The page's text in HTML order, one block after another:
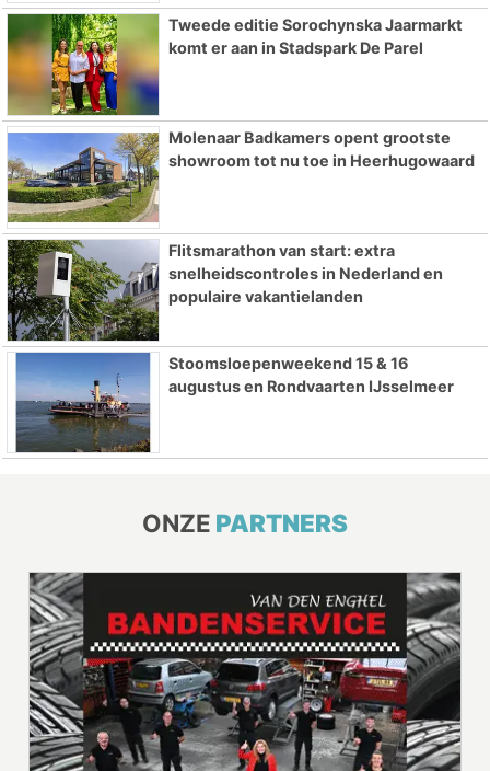
Tweede editie Sorochynska Jaarmarkt
komt er aan in Stadspark De Parel
Molenaar Badkamers opent grootste
showroom tot nu toe in Heerhugowaard
Flitsmarathon van start: extra
snelheidscontroles in Nederland en
populaire vakantielanden
Stoomsloepenweekend 15 & 16
augustus en Rondvaarten IJsselmeer
ONZE PARTNERS